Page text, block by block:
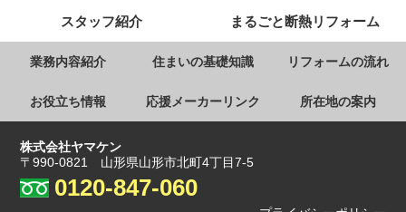
スタッフ紹介 まるごと断熱リフォーム
業務内容紹介 住まいの基礎知識 リフォームの流れ
お役立ち情報 応援メーカーリンク 所在地の案内
株式会社ヤマケン
〒990-0821 山形県山形市北町4丁目7-5
0120-847-060